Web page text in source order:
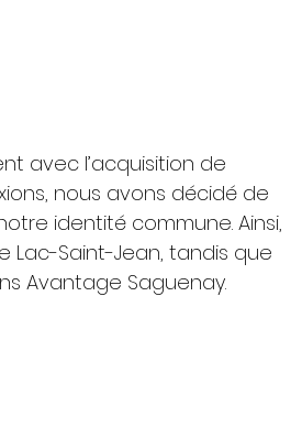
avec l’acquisition de
nous avons décidé de
identité commune. Ainsi,
Lac-Saint-Jean, tandis que
Avantage Saguenay.